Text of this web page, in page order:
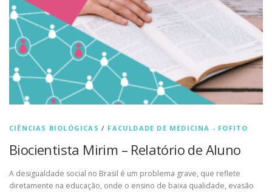
CIÊNCIAS BIOLÓGICAS / FACULDADE DE MEDICINA - FOFITO
Biocientista Mirim – Relatório de Aluno
A desigualdade social no Brasil é um problema grave, que reflete
diretamente na educação, onde o ensino de baixa qualidade, evasão